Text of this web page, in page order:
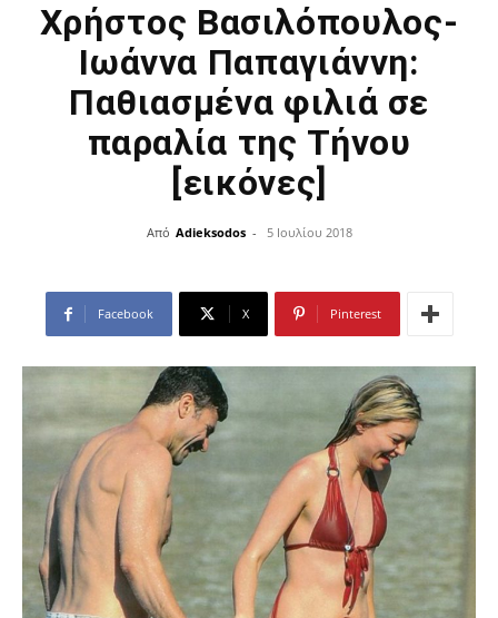
Χρήστος Βασιλόπουλος-
Ιωάννα Παπαγιάννη:
Παθιασμένα φιλιά σε
παραλία της Τήνου
[εικόνες]
Από Adieksodos - 5 Ιουλίου 2018
Facebook X Pinterest